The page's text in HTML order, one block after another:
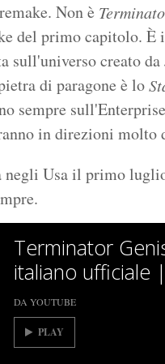
Non è
del primo capitolo.
sull'universo creato da
di paragone è lo
sempre
in direzioni molto
negli Usa il primo
Terminator
italiano ufficiale
DA YOUTUBE
PLAY